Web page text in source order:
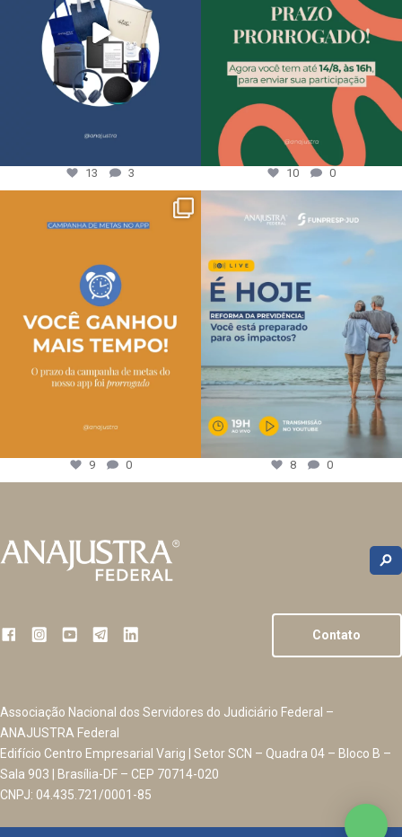
13 3 10 0
9 0 8 0
Contato
Associação Nacional dos Servidores do Judiciário Federal –
ANAJUSTRA Federal
Edifício Centro Empresarial Varig | Setor SCN – Quadra 04 – Bloco B –
Sala 903 | Brasília-DF – CEP 70714-020
CNPJ: 04.435.721/0001-85